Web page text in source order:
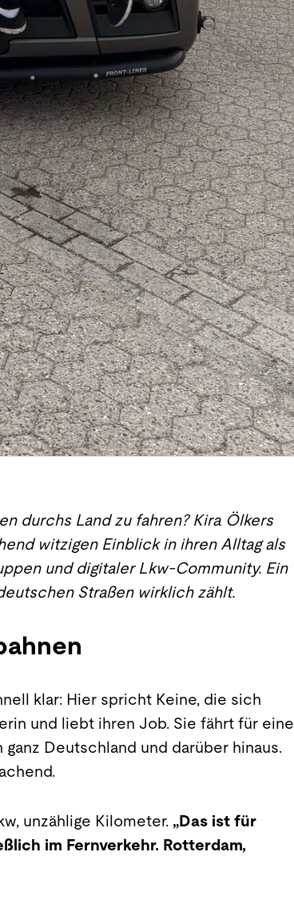
durchs Land zu fahren? Kira Ölkers
witzigen Einblick in ihren Alltag als
und digitaler Lkw-Community. Ein
Straßen wirklich zählt.
klar: Hier spricht Keine, die sich
und liebt ihren Job. Sie fährt für eine
Deutschland und darüber hinaus.
unzählige Kilometer. „Das ist für
im Fernverkehr. Rotterdam,